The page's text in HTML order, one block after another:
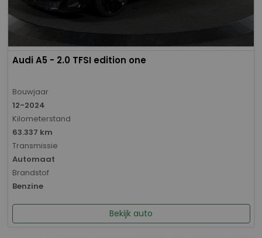
Audi A5 - 2.0 TFSI edition one
Bouwjaar
12-2024
Kilometerstand
63.337 km
Transmissie
Automaat
Brandstof
Benzine
Bekijk auto